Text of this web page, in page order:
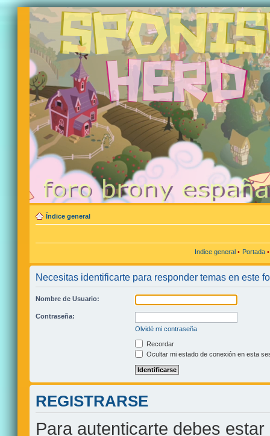
Índice general
Indice general • Portada
Necesitas identificarte para responder temas en este
Nombre de Usuario:
Contraseña:
Olvidé mi contraseña
Recordar
Ocultar mi estado de conexión en esta
REGISTRARSE
Para autenticarte debes